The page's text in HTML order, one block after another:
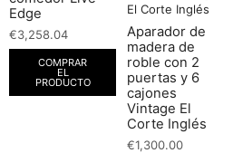
Edge
€3,258.04
COMPRAR
EL
PRODUCTO
Aparador de
madera de
roble con 2
puertas y 6
cajones
Vintage El
Corte Inglés
€1,300.00